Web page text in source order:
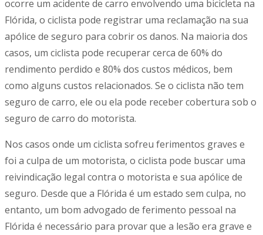
ocorre um acidente de carro envolvendo uma bicicleta na
Flórida, o ciclista pode registrar uma reclamação na sua
apólice de seguro para cobrir os danos. Na maioria dos
casos, um ciclista pode recuperar cerca de 60% do
rendimento perdido e 80% dos custos médicos, bem
como alguns custos relacionados. Se o ciclista não tem
seguro de carro, ele ou ela pode receber cobertura sob o
seguro de carro do motorista.
Nos casos onde um ciclista sofreu ferimentos graves e
foi a culpa de um motorista, o ciclista pode buscar uma
reivindicação legal contra o motorista e sua apólice de
seguro. Desde que a Flórida é um estado sem culpa, no
entanto, um bom advogado de ferimento pessoal na
Flórida é necessário para provar que a lesão era grave e